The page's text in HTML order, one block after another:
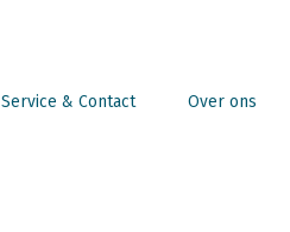
Service & Contact Over ons